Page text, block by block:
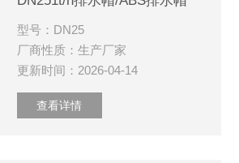
型号：DN25
厂商性质：生产厂家
更新时间：2026-04-14
查看详情